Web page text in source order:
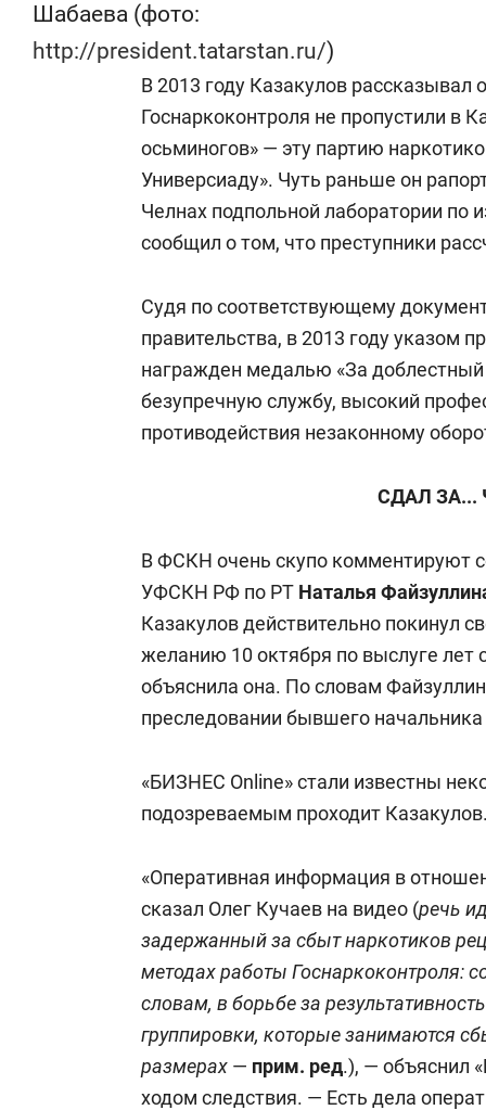
Шабаева (фото:
http://president.tatarstan.ru/)
В 2013 году Казакулов рассказывал
Госнаркоконтроля не пропустили в
осьминогов» — эту партию
Универсиаду». Чуть раньше он
Челнах подпольной лаборатории по
сообщил о том, что преступники
Судя по соответствующему
правительства, в 2013 году указом
награжден медалью «За доблестный
безупречную службу, высокий
противодействия незаконному
СДАЛ
В ФСКН очень скупо комментируют
УФСКН РФ по РТ Наталья
Казакулов действительно покинул
желанию 10 октября по выслуге лет
объяснила она. По словам
преследовании бывшего
«БИЗНЕС Online» стали известны
подозреваемым проходит
«Оперативная информация в
сказал Олег Кучаев на видео (речь
задержанный за сбыт наркотиков
методах работы Госнаркоконтроля:
словам, в борьбе за
группировки, которые занимаются
размерах — прим. ред.), — объяснил
ходом следствия. — Есть дела